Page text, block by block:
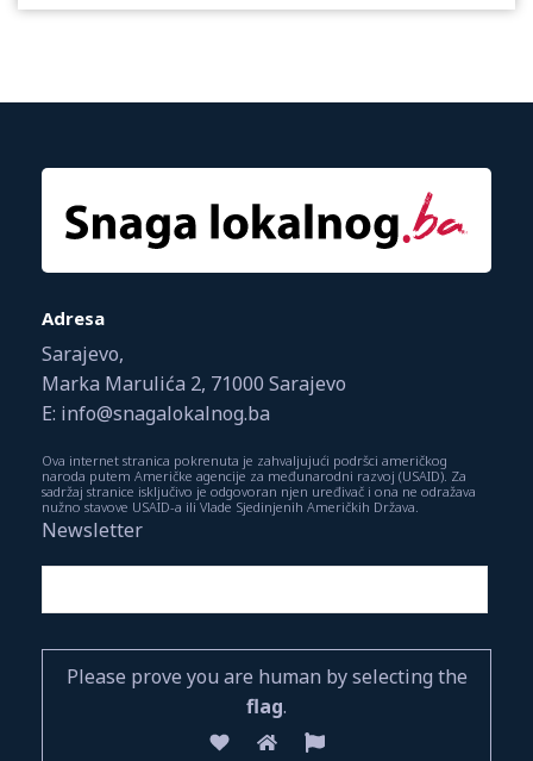
Adresa
Sarajevo,
Marka Marulića 2, 71000 Sarajevo
E: info@snagalokalnog.ba
Ova internet stranica pokrenuta je zahvaljujući podršci američkog
naroda putem Američke agencije za međunarodni razvoj (USAID). Za
sadržaj stranice isključivo je odgovoran njen uređivač i ona ne odražava
nužno stavove USAID-a ili Vlade Sjedinjenih Američkih Država.
Newsletter
Please prove you are human by selecting the
flag.